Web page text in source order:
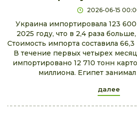
2026-06-15
Украина импортировала 123
2025 году, что в 2,4 раза
Стоимость импорта составила
В течение первых четырех
импортировано 12 710 тонн
миллиона. Египет
далее